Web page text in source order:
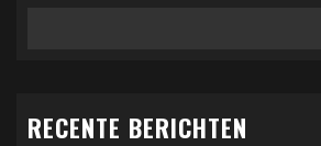
RECENTE BERICHTEN